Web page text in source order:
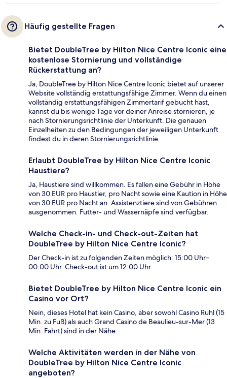
Häufig gestellte Fragen
Bietet DoubleTree by Hilton Nice Centre Iconic eine
kostenlose Stornierung und vollständige
Rückerstattung an?
Ja, DoubleTree by Hilton Nice Centre Iconic bietet auf unserer
Website vollständig erstattungsfähige Zimmer. Wenn du einen
vollständig erstattungsfähigen Zimmertarif gebucht hast,
kannst du bis wenige Tage vor deiner Anreise stornieren, je
nach Stornierungsrichtlinie der Unterkunft. Die genauen
Einzelheiten zu den Bedingungen der jeweiligen Unterkunft
findest du in deren Stornierungsrichtlinie.
Erlaubt DoubleTree by Hilton Nice Centre Iconic
Haustiere?
Ja, Haustiere sind willkommen. Es fallen eine Gebühr in Höhe
von 30 EUR pro Haustier, pro Nacht sowie eine Kaution in Höhe
von 30 EUR pro Nacht an. Assistenztiere sind von Gebühren
ausgenommen. Futter- und Wassernäpfe sind verfügbar.
Welche Check-in- und Check-out-Zeiten hat
DoubleTree by Hilton Nice Centre Iconic?
Der Check-in ist zu folgenden Zeiten möglich: 15:00 Uhr–
00:00 Uhr. Check-out ist um 12:00 Uhr.
Bietet DoubleTree by Hilton Nice Centre Iconic ein
Casino vor Ort?
Nein, dieses Hotel hat kein Casino, aber sowohl Casino Ruhl (15
Min. zu Fuß) als auch Grand Casino de Beaulieu-sur-Mer (13
Min. Fahrt) sind in der Nähe.
Welche Aktivitäten werden in der Nähe von
DoubleTree by Hilton Nice Centre Iconic
angeboten?